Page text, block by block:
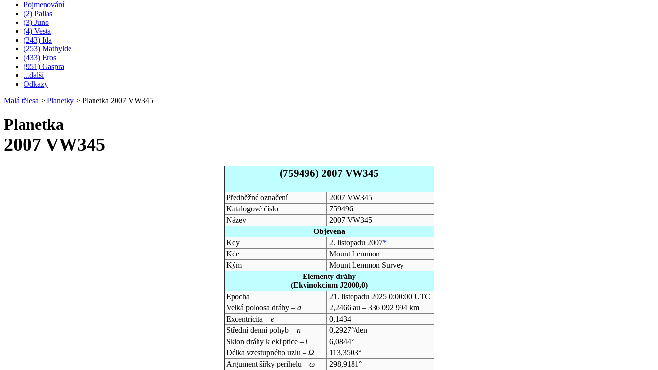
Pojmenování
(2) Pallas
(3) Juno
(4) Vesta
(243) Ida
(253) Mathylde
(433) Eros
(951) Gaspra
...další
Odkazy
Malá tělesa > Planetky > Planetka 2007 VW345
Planetka
2007 VW345
(759496) 2007 VW345
Předběžné označení
2007 VW345
Katalogové číslo
759496
Název
2007 VW345
Objevena
Kdy
2. listopadu 2007*
Kde
Mount Lemmon
Kým
Mount Lemmon Survey
Elementy dráhy
(Ekvinokcium J2000,0)
Epocha
21. listopadu 2025 0:00:00 UTC
Velká poloosa dráhy – a
2,2466 au – 336 092 994 km
Excentricita – e
0,1434
Střední denní pohyb – n
0,2927°/den
Sklon dráhy k ekliptice – i
6,0844°
Délka vzestupného uzlu – Ω
113,3503°
Argument šířky perihelu – ω
298,9181°